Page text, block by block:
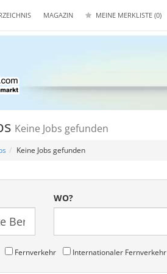
MAGAZIN MEINE MERKLISTE (0)
Keine Jobs gefunden
Keine Jobs gefunden
WO?
Fernverkehr Internationaler Fernverkehr